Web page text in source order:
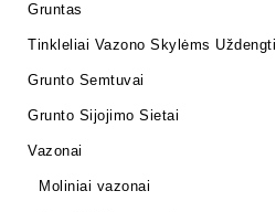
Gruntas
Tinkleliai Vazono Skylėms Uždengti
Grunto Semtuvai
Grunto Sijojimo Sietai
Vazonai
Moliniai vazonai